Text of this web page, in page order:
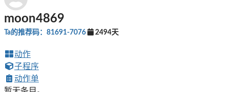
moon4869
Ta的推荐码：81691-7076 2494天
动作
子程序
动作单